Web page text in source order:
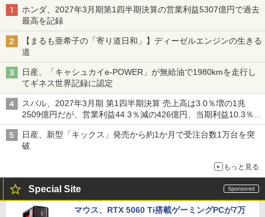
ホンダ、2027年3月期第1四半期決算の営業利益5307億円で過去
最高を記録
【まるも亜希子の「寄り道日和」】ディーゼルエンジンの生きる
道
日産、「キャシュカイe-POWER」が無給油で1980kmを走行し
てギネス世界記録に認定
スバル、2027年3月期 第1四半期決算 売上高は3.0％増の1兆
2509億円だが、営業利益44.3％減の426億円、当期利益10.3％減
の492億円で増収減益
日産、新型「キックス」発売から約1か月で受注台数1万台を突
破
もっと見る
Special Site
マウス、RTX 5060 Ti搭載ゲーミングPCが7万